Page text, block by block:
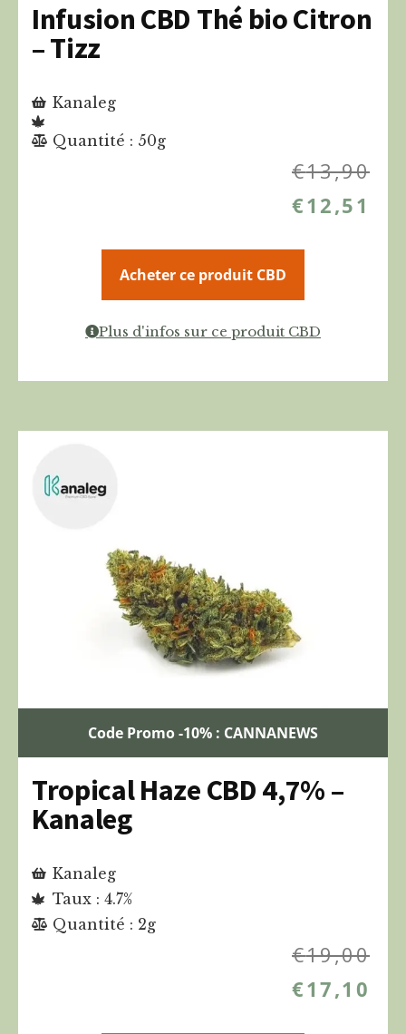
Infusion CBD Thé bio Citron
– Tizz
Kanaleg
Quantité : 50g
€13,90
€12,51
Acheter ce produit CBD
Plus d'infos sur ce produit CBD
Code Promo -10% : CANNANEWS
Tropical Haze CBD 4,7% –
Kanaleg
Kanaleg
Taux : 4.7%
Quantité : 2g
€19,00
€17,10